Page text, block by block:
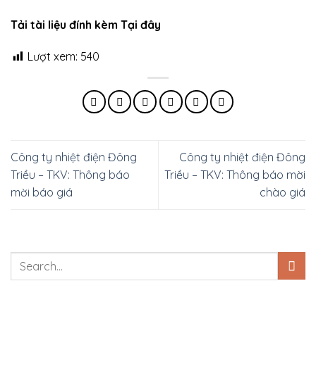
Tải tài liệu đính kèm Tại đây
Lượt xem: 540
Công ty nhiệt điện Đông
Triều – TKV: Thông báo
mời báo giá
Công ty nhiệt điện Đông
Triều – TKV: Thông báo mời
chào giá